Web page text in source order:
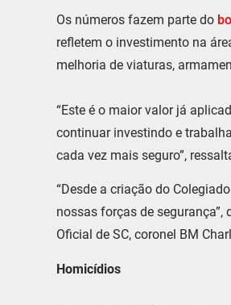
Os números fazem parte do
refletem o investimento na
melhoria de viaturas,
“Este é o maior valor já
continuar investindo e
cada vez mais seguro”,
“Desde a criação do
nossas forças de segurança”,
Oficial de SC, coronel BM
Homicídios